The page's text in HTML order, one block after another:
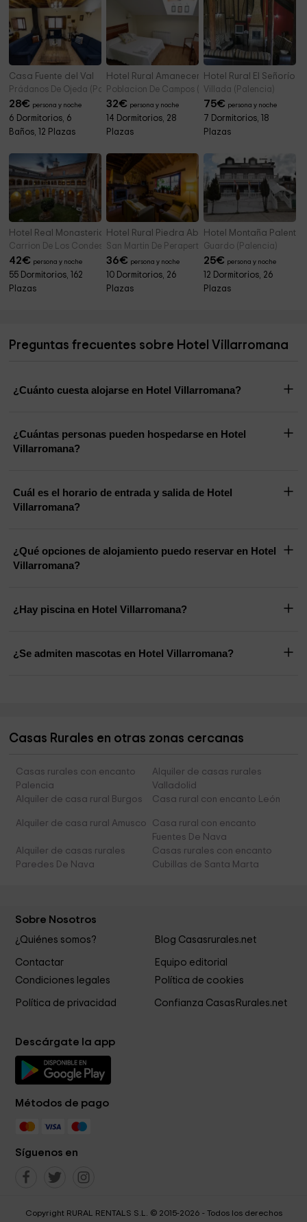
Casa Fuente del Val
Prádanos De Ojeda (Palencia)
28€ persona y noche
6 Dormitorios, 6
Baños, 12 Plazas
Hotel Rural Amanecer en Campos
Poblacion De Campos (Palencia)
32€ persona y noche
14 Dormitorios, 28
Plazas
Hotel Rural El Señorío
Villada (Palencia)
75€ persona y noche
7 Dormitorios, 18
Plazas
Hotel Real Monasterio de San Zoilo
Carrion De Los Condes (Palencia)
42€ persona y noche
55 Dormitorios, 162
Plazas
Hotel Rural Piedra Abierta
San Martin De Perapertu (Palencia)
36€ persona y noche
10 Dormitorios, 26
Plazas
Hotel Montaña
Guardo (Palencia)
25€ persona y noche
12 Dormitorios, 26
Plazas
Preguntas frecuentes sobre Hotel Villarromana
¿Cuánto cuesta alojarse en Hotel Villarromana?
¿Cuántas personas pueden hospedarse en Hotel
Villarromana?
Cuál es el horario de entrada y salida de Hotel
Villarromana?
¿Qué opciones de alojamiento puedo reservar en Hotel
Villarromana?
¿Hay piscina en Hotel Villarromana?
¿Se admiten mascotas en Hotel Villarromana?
Casas Rurales en otras zonas cercanas
Casas rurales con encanto
Palencia
Alquiler de casas rurales
Valladolid
Alquiler de casa rural Burgos
Casa rural con encanto León
Alquiler de casa rural Amusco
Casa rural con encanto
Fuentes De Nava
Alquiler de casas rurales
Paredes De Nava
Casas rurales con encanto
Cubillas de Santa Marta
Sobre Nosotros
¿Quiénes somos? Blog Casasrurales.net
Contactar
Equipo editorial
Condiciones legales
Política de cookies
Política de privacidad Confianza CasasRurales.net
Descárgate la app
Métodos de pago
Síguenos en
Copyright RURAL RENTALS S.L. © 2015-2026 - Todos los derechos